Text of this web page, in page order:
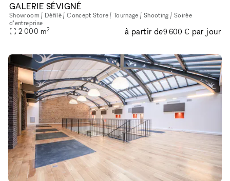
GALERIE SÉVIGNÉ
Showroom / Défilé / Concept Store / Tournage / Shooting / Soirée
d’entreprise
2 000 m2 à partir de9 600 € par jour